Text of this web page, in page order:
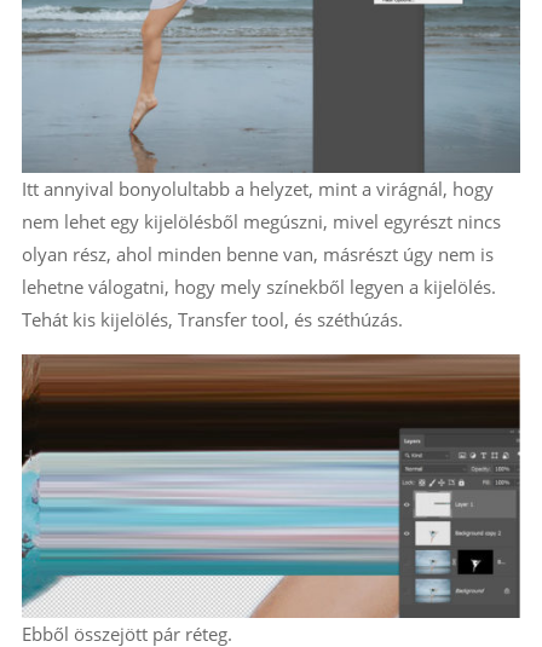
Itt annyival bonyolultabb a helyzet, mint a virágnál, hogy
nem lehet egy kijelölésből megúszni, mivel egyrészt nincs
olyan rész, ahol minden benne van, másrészt úgy nem is
lehetne válogatni, hogy mely színekből legyen a kijelölés.
Tehát kis kijelölés, Transfer tool, és széthúzás.
Ebből összejött pár réteg.